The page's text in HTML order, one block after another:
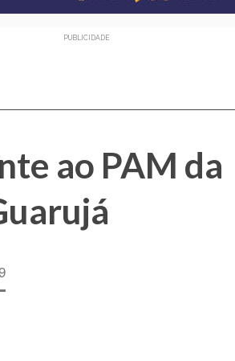
PUBLICIDADE
ao PAM da